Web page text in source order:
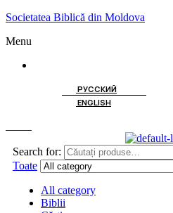
Societatea Biblică din Moldova
Menu
РУССКИЙ
ENGLISH
Search for:
Toate
All category
Biblii